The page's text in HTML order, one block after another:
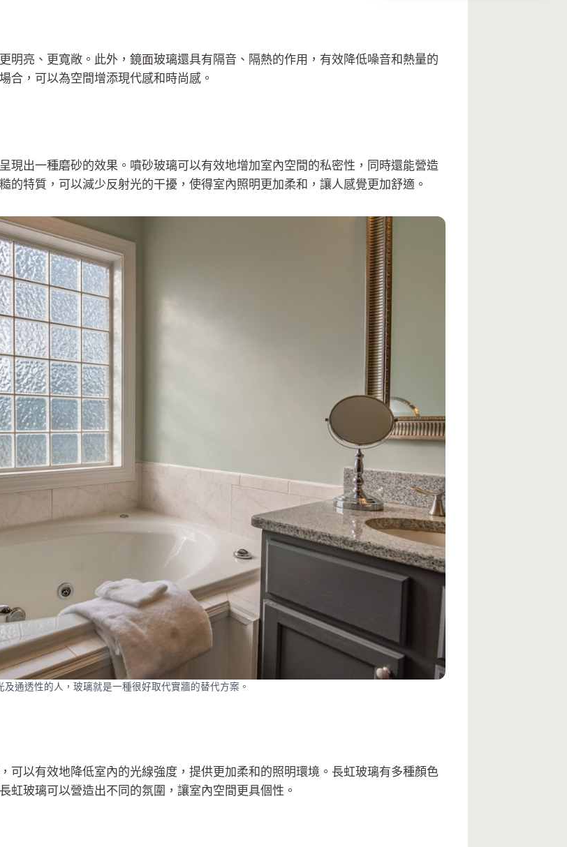
明亮、更寬敞。此外，鏡面玻璃還具有隔音、隔熱的作用，有效降低噪音和熱量的
合，可以為空間增添現代感和時尚感。
現出一種磨砂的效果。噴砂玻璃可以有效地增加室內空間的私密性，同時還能營造
的特質，可以減少反射光的干擾，使得室內照明更加柔和，讓人感覺更加舒適。
及通透性的人，玻璃就是一種很好取代實牆的替代方案。
可以有效地降低室內的光線強度，提供更加柔和的照明環境。長虹玻璃有多種顏色
虹玻璃可以營造出不同的氛圍，讓室內空間更具個性。